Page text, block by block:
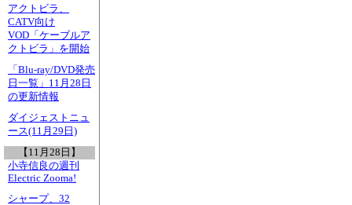
アクトビラ、
CATV向け
VOD「ケーブルア
クトビラ」を開始
「Blu-ray/DVD発売
日一覧」11月28日
の更新情報
ダイジェストニュ
ース(11月29日)
【11月28日】
小寺信良の週刊
Electric Zooma!
シャープ、32